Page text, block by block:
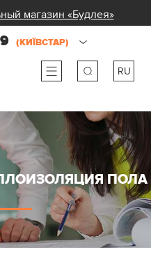
магазин «Будлея»
(КИЇВСТАР)
RU
ua
ПОЛА